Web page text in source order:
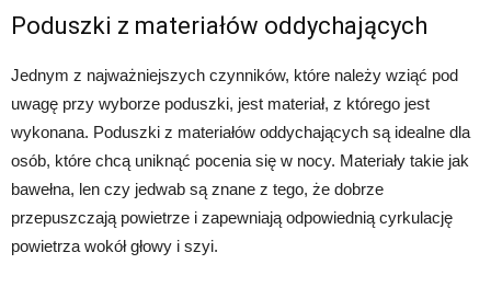
Poduszki z materiałów oddychających
Jednym z najważniejszych czynników, które należy wziąć pod
uwagę przy wyborze poduszki, jest materiał, z którego jest
wykonana. Poduszki z materiałów oddychających są idealne dla
osób, które chcą uniknąć pocenia się w nocy. Materiały takie jak
bawełna, len czy jedwab są znane z tego, że dobrze
przepuszczają powietrze i zapewniają odpowiednią cyrkulację
powietrza wokół głowy i szyi.